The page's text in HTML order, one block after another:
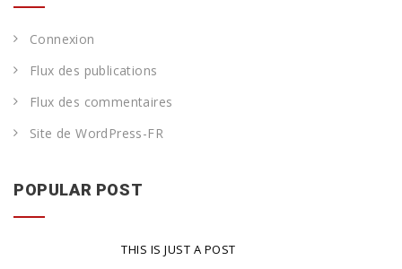
Connexion
Flux des publications
Flux des commentaires
Site de WordPress-FR
POPULAR POST
THIS IS JUST A POST